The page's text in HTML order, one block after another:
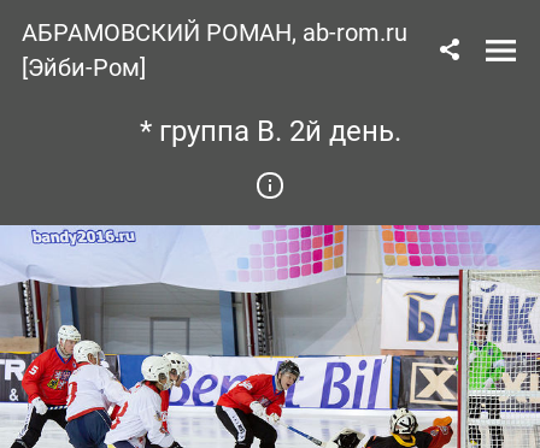
АБРАМОВСКИЙ РОМАН, ab-rom.ru
[Эйби-Ром]
* группа В. 2й день.